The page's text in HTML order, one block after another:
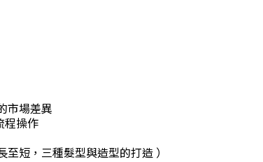
市場差異
程操作
短，三種髮型與造型的打造 ）